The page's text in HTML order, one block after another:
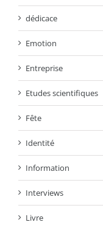
dédicace
Emotion
Entreprise
Etudes scientifiques
Fête
Identité
Information
Interviews
Livre